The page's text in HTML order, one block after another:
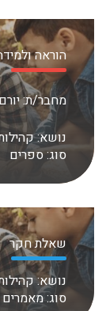
הוראה
מחבר/ת:
נושא:
סוג:ספרים
שאלת חקר
נושא:
סוג:מאמרים